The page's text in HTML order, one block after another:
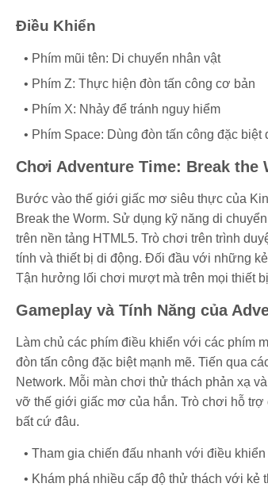
Điều Khiển
Phím mũi tên: Di chuyển nhân vật
Phím Z: Thực hiện đòn tấn công cơ bản
Phím X: Nhảy để tránh nguy hiểm
Phím Space: Dùng đòn tấn công đặc biệt
Chơi Adventure Time: Break the
Bước vào thế giới giấc mơ siêu thực của
Break the Worm. Sử dụng kỹ năng di
trên nền tảng HTML5. Trò chơi trên trình
tính và thiết bị di động. Đối đầu với những
Tận hưởng lối chơi mượt mà trên mọi thiết
Gameplay và Tính Năng của
Làm chủ các phím điều khiển với các phím
đòn tấn công đặc biệt mạnh mẽ. Tiến qua
Network. Mỗi màn chơi thử thách phản xạ
vỡ thế giới giấc mơ của hắn. Trò chơi hỗ
bất cứ đâu.
Tham gia chiến đấu nhanh với điều
Khám phá nhiều cấp độ thử thách với kẻ